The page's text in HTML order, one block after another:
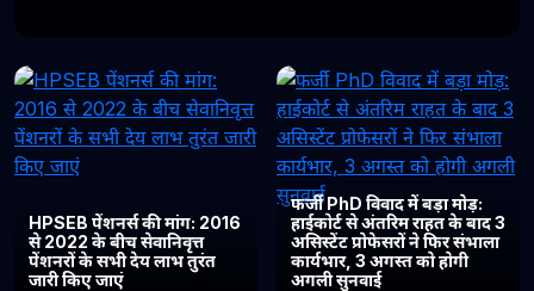
HPSEB पेंशनर्स की मांग: 2016
से 2022 के बीच सेवानिवृत्त
पेंशनरों के सभी देय लाभ तुरंत
जारी किए जाएं
फर्जी PhD विवाद में बड़ा मोड़:
हाईकोर्ट से अंतरिम राहत के बाद 3
असिस्टेंट प्रोफेसरों ने फिर संभाला
कार्यभार, 3 अगस्त को होगी
अगली सुनवाई